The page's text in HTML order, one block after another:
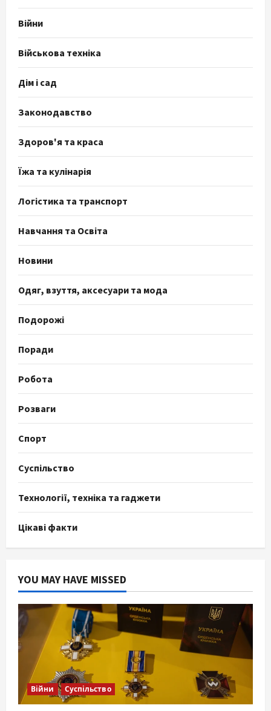
Війни
Військова техніка
Дім і сад
Законодавство
Здоров'я та краса
Їжа та кулінарія
Логістика та транспорт
Навчання та Освіта
Новини
Одяг, взуття, аксесуари та мода
Подорожі
Поради
Робота
Розваги
Спорт
Суспільство
Технології, техніка та гаджети
Цікаві факти
YOU MAY HAVE MISSED
Війни Суспільство